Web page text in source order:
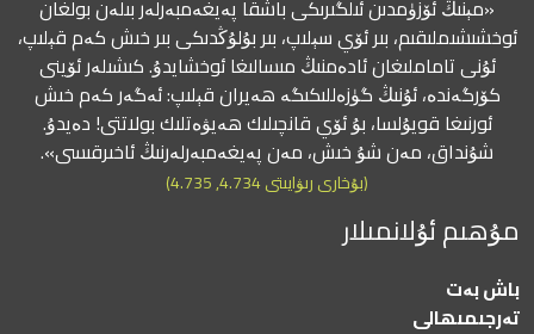
«مېنىڭ ئۆزۈمدىن ئىلگىرىكى باشقا پەيغەمبەرلەر بىلەن بولغان
ئوخشىشىملىقىم، بىر ئۆي سېلىپ، بىر بۇلۇڭدىكى بىر خىش كەم قېلىپ،
ئۇنى تاماملىغان ئادەمنىڭ مىسالىغا ئوخشايدۇ. كىشىلەر ئۆينى
كۆرگەندە، ئۇنىڭ گۈزەللىكىگە ھەيران قېلىپ: ئەگەر كەم خىش
ئورنىغا قويۇلسا، بۇ ئۆي قانچىلىك ھەيۋەتلىك بولاتتى! دەيدۇ.
شۇنداق، مەن شۇ خىش، مەن پەيغەمبەرلەرنىڭ ئاخىرقىسى».
(بۇخارى رىۋايىتى 4.734, 4.735)
مۇھىم ئۇلانمىلار
باش بەت
تەرجىمىھالى